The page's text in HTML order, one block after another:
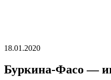
18.01.2020
Буркина-Фасо —